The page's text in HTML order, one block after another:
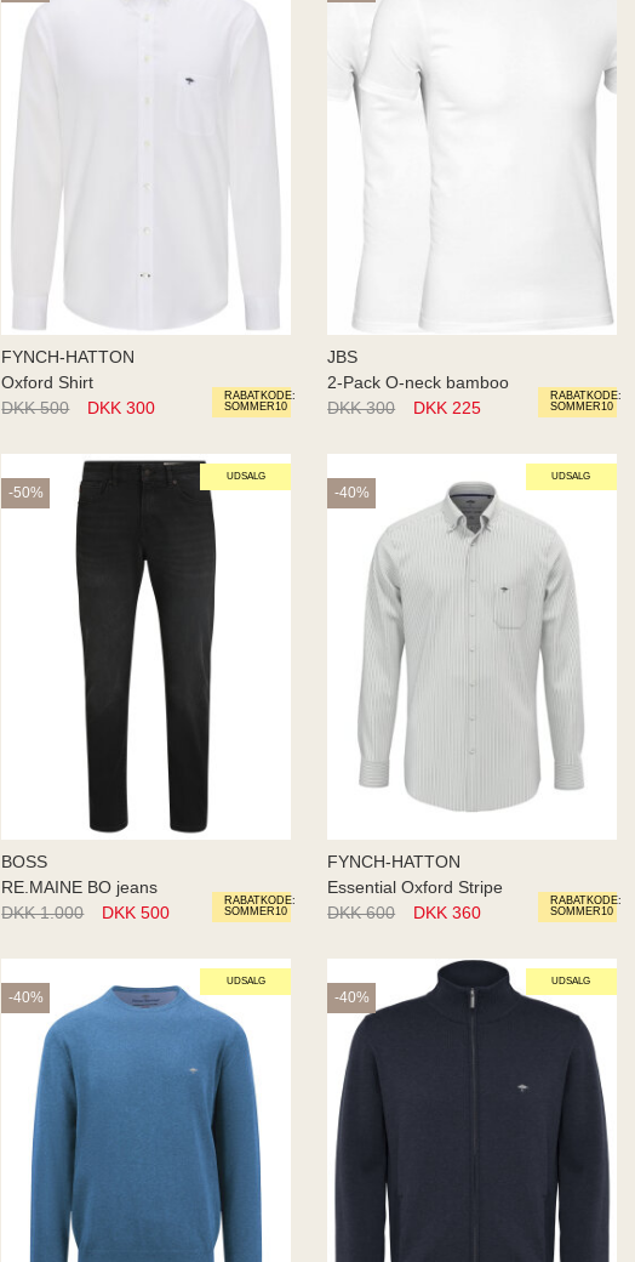
RABATKODE:
SOMMER10
FYNCH-HATTON
Oxford Shirt
DKK 500
DKK 300
RABATKODE:
SOMMER10
JBS
2-Pack O-neck bamboo
DKK 300
DKK 225
UDSALG
RABATKODE:
SOMMER10
-50%
BOSS
RE.MAINE BO jeans
DKK 1.000
DKK 500
UDSALG
RABATKODE:
SOMMER10
-40%
FYNCH-HATTON
Essential Oxford Stripe
DKK 600
DKK 360
UDSALG
-40%
UDSALG
-40%